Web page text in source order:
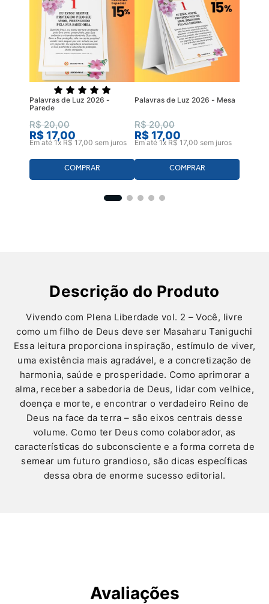
Palavras de Luz 2026 -
Parede
R$ 20,00
R$17,00
Em até1xR$ 17 00 sem juros
Palavras de Luz 2026 - Mesa
R$ 20,00
R$17,00
Em até1xR$ 17 00 sem juros
Descrição do Produto
Vivendo com Plena Liberdade vol. 2 – Você, livre
como um filho de Deus deve ser Masaharu Taniguchi
Essa leitura proporciona inspiração, estímulo de viver,
uma existência mais agradável, e a concretização de
harmonia, saúde e prosperidade. Como aprimorar a
alma, receber a sabedoria de Deus, lidar com velhice,
doença e morte, e encontrar o verdadeiro Reino de
Deus na face da terra – são eixos centrais desse
volume. Como ter Deus como colaborador, as
características do subconsciente e a forma correta de
semear um futuro grandioso, são dicas específicas
dessa obra de enorme sucesso editorial.
Avaliações